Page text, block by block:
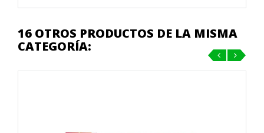
16 OTROS PRODUCTOS DE LA MISMA
CATEGORÍA: